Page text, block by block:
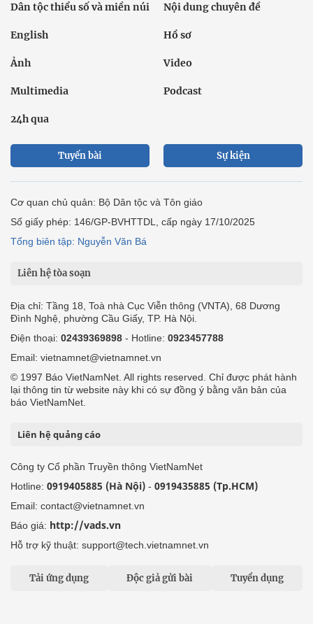
Dân tộc thiểu số và miền núi Nội dung chuyên đề
English Hồ sơ
Ảnh Video
Multimedia Podcast
24h qua
Tuyến bài Sự kiện
Cơ quan chủ quản: Bộ Dân tộc và Tôn giáo
Số giấy phép: 146/GP-BVHTTDL, cấp ngày 17/10/2025
Tổng biên tập: Nguyễn Văn Bá
Liên hệ tòa soạn
Địa chỉ: Tầng 18, Toà nhà Cục Viễn thông (VNTA), 68 Dương
Đình Nghệ, phường Cầu Giấy, TP. Hà Nội.
Điện thoại: 02439369898 - Hotline: 0923457788
Email: vietnamnet@vietnamnet.vn
© 1997 Báo VietNamNet. All rights reserved. Chỉ được phát hành
lại thông tin từ website này khi có sự đồng ý bằng văn bản của
báo VietNamNet.
Liên hệ quảng cáo
Công ty Cổ phần Truyền thông VietNamNet
Hotline: 0919405885 (Hà Nội) - 0919435885 (Tp.HCM)
Email: contact@vietnamnet.vn
Báo giá: http://vads.vn
Hỗ trợ kỹ thuật: support@tech.vietnamnet.vn
Tải ứng dụng Độc giả gửi bài Tuyển dụng